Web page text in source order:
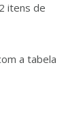
itens de
a tabela